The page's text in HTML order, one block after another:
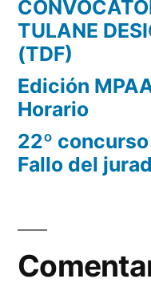
TULANE
(TDF)
Edición
Horario
22º
Fallo del